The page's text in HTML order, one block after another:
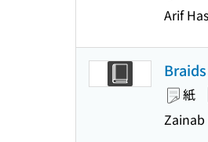
Arif
紙